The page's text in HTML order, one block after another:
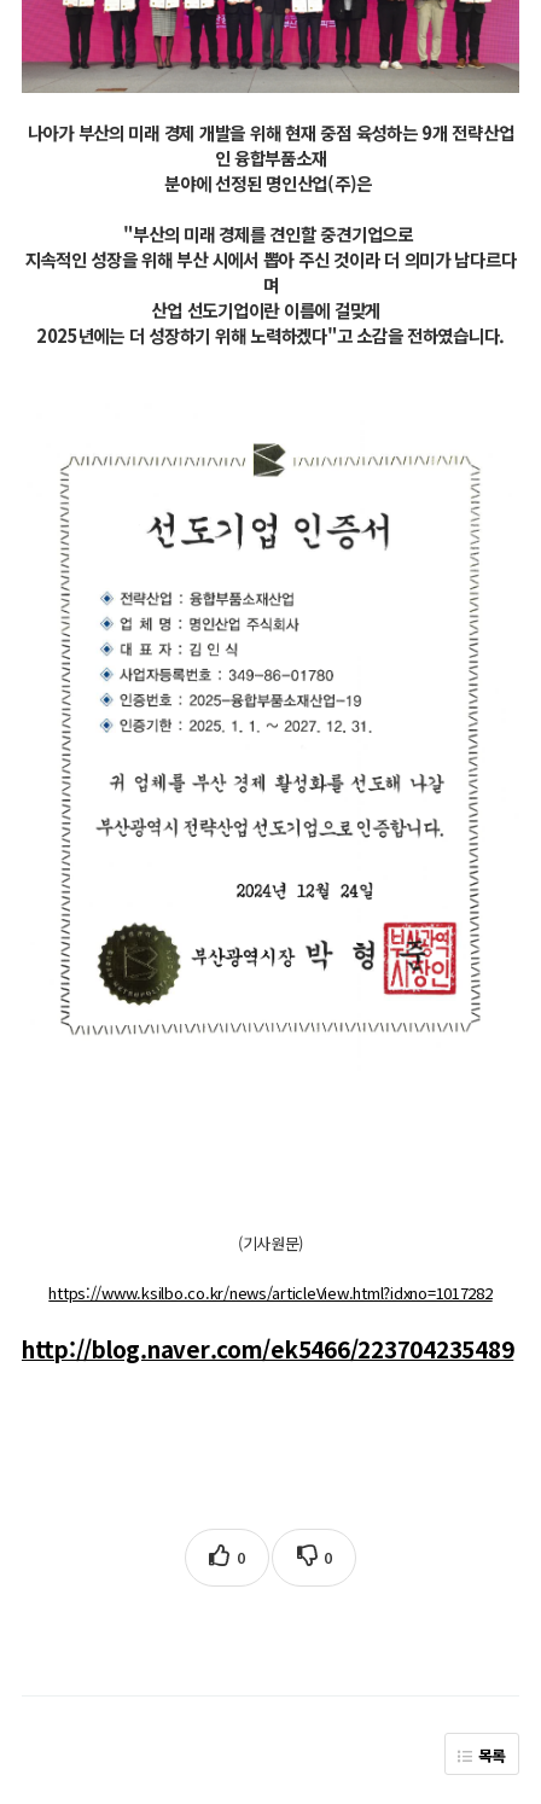
나아가 부산의 미래 경제 개발을 위해 현재 중점 육성하는 9개 전략산업
인 융합부품소재
분야에 선정된 명인산업(주)은
"부산의 미래 경제를 견인할 중견기업으로
지속적인 성장을 위해 부산 시에서 뽑아 주신 것이라 더 의미가 남다르다
며
산업 선도기업이란 이름에 걸맞게
2025년에는 더 성장하기 위해 노력하겠다"고 소감을 전하였습니다.
(기사원문)
https://www.ksilbo.co.kr/news/articleView.html?idxno=1017282
http://blog.naver.com/ek5466/223704235489
0 0
목록